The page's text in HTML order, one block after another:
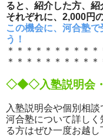
ると、紹介した方、紹
それぞれに、2,000円
この機会に、河合塾
う！
＊＊＊＊＊＊＊＊＊
＊＊＊＊＊＊＊＊＊
◇◆◇入塾説明会
入塾説明会や個別相談
河合塾について詳し
る方はぜひ一度お越し